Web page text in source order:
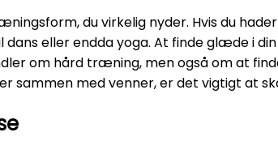
du virkelig nyder. Hvis du
eller endda yoga. At finde glæde i
om hård træning, men også om at
sammen med venner, er det vigtigt at